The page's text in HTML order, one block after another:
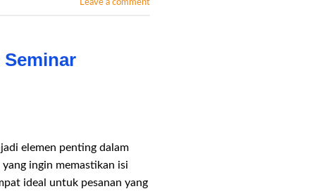
Leave a comment
elemen penting dalam
ingin memastikan isi
ideal untuk pesanan yang